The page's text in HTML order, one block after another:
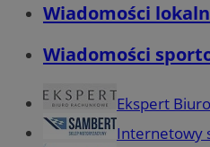
Wiadomości
Wiadomości
Ekspert
Internetowy